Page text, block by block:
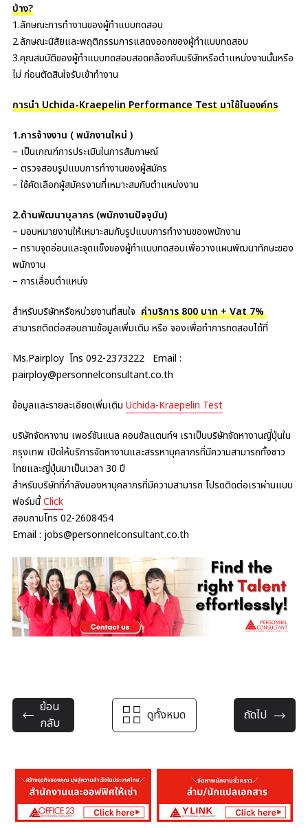
บ้าง?
1.ลักษณะการทำงานของผู้ทำแบบทดสอบ
2.ลักษณะนิสัยและพฤติกรรมการแสดงออกของผู้ทำแบบทดสอบ
3.คุณสมบัติของผู้ทำแบบทดสอบสอดคล้องกับบริษัทหรือตำแหน่งงานนั้นหรือ
ไม่ ก่อนตัดสินใจรับเข้าทำงาน
การนำ Uchida-Kraepelin Performance Test มาใช้ในองค์กร
1.การจ้างงาน ( พนักงานใหม่ )
– เป็นเกณฑ์การประเมินในการสัมภาษณ์
– ตรวจสอบรูปแบบการทำงานของผู้สมัคร
– ใช้คัดเลือกผู้สมัครงานที่เหมาะสมกับตำแหน่งงาน
2.ด้านพัฒนาบุลากร (พนักงานปัจจุบัน)
– มอบหมายงานให้เหมาะสมกับรูปแบบการทำงานของพนักงาน
– ทราบจุดอ่อนและจุดแข็งของผู้ทำแบบทดสอบเพื่อวางแผนพัฒนาทักษะของ
พนักงาน
– การเลื่อนตำแหน่ง
สำหรับบริษัทหรือหน่วยงานที่สนใจ ค่าบริการ 800 บาท + Vat 7%
สามารถติดต่อสอบถามข้อมูลเพิ่มเติม หรือ จองเพื่อทำการทดสอบได้ที่
Ms.Pairploy โทร 092-2373222 Email :
pairploy@personnelconsultant.co.th
ข้อมูลและรายละเอียดเพิ่มเติม Uchida-Kraepelin Test
บริษัทจัดหางาน เพอร์ซันแนล คอนซัลแตนท์ฯ เราเป็นบริษัทจัดหางานญี่ปุ่นใน
กรุงเทพ เปิดให้บริการจัดหางานและสรรหาบุคลากรที่มีความสามารถทั้งชาว
ไทยและญี่ปุ่นมาเป็นเวลา 30 ปี
สำหรับบริษัทที่กำลังมองหาบุคลากรที่มีความสามารถ โปรดติดต่อเราผ่านแบบ
ฟอร์มนี้Click
สอบถามโทร 02-2608454
Email : jobs@personnelconsultant.co.th
ย้อน
กลับ
ดูทั้งหมด ถัดไป